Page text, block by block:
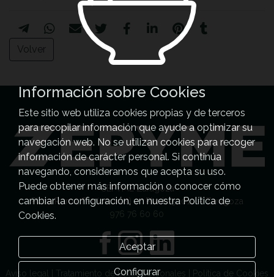
Volver
CEPYME Zaragoza
Plaza Roma, F-1 (oficinas) 2ª Planta 50010 – Zaragoza
976 76 60 60
Aviso legal | Tratamiento de Datos Personales | Política de Cookies
Información sobre Cookies
Este sitio web utiliza cookies propias y de terceros
para recopilar información que ayude a optimizar su
navegación web. No se utilizan cookies para recoger
información de carácter personal. Si continúa
navegando, consideramos que acepta su uso.
Puede obtener más información o conocer cómo
cambiar la configuración, en nuestra Política de
Cookies.
Aceptar
Configurar